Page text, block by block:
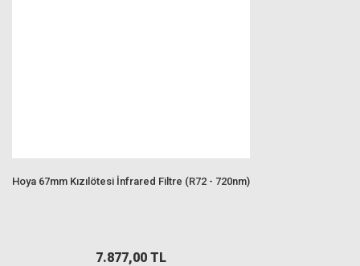
Hoya 67mm Kızılötesi İnfrared Filtre (R72 - 720nm)
7.877,00 TL